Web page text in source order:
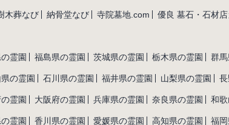
木葬なび 納骨堂なび 寺院墓地.com 優良 墓石・石材店
霊園 福島県の霊園 茨城県の霊園 栃木県の霊園 群
の霊園 石川県の霊園 福井県の霊園 山梨県の霊園
霊園 大阪府の霊園 兵庫県の霊園 奈良県の霊園 和
霊園 香川県の霊園 愛媛県の霊園 高知県の霊園 福